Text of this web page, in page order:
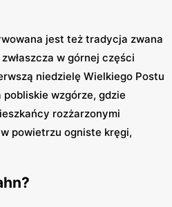
jest też tradycja zwana
zwłaszcza w górnej części
niedzielę Wielkiego Postu
wzgórze, gdzie
rozżarzonymi
powietrzu ogniste kręgi,